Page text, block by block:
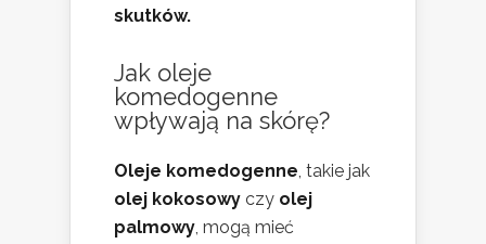
skutków.
Jak oleje
komedogenne
wpływają na skórę?
Oleje komedogenne, takie jak
olej kokosowy czy olej
palmowy, mogą mieć